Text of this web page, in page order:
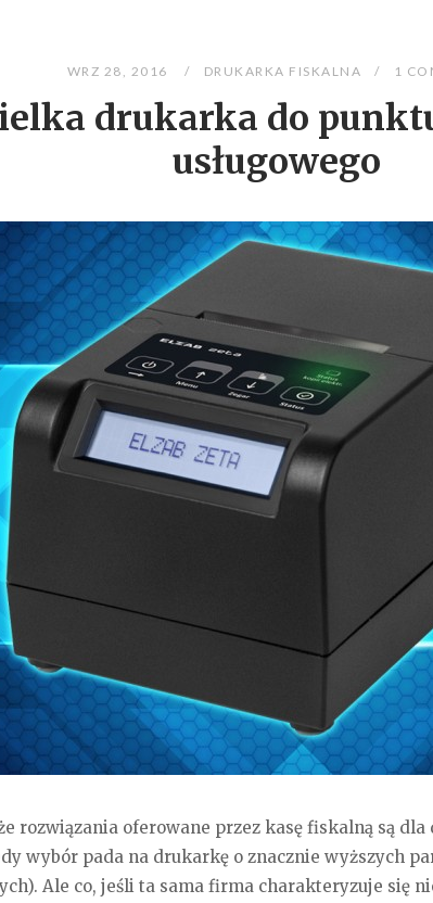
WRZ 28, 2016 DRUKARKA FISKALNA 1
drukarka do
usługowego
rozwiązania oferowane przez kasę fiskalną są
wybór pada na drukarkę o znacznie wyższych
Ale co, jeśli ta sama firma charakteryzuje się